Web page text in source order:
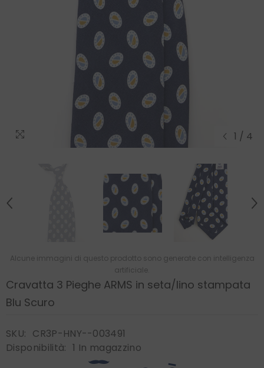
1 / 4
Alcune immagini di questo prodotto sono generate con intelligenza
artificiale.
Cravatta 3 Pieghe ARMS in seta/lino stampata
Blu Scuro
SKU: CR3P-HNY--003491
Disponibilità: 1 In magazzino